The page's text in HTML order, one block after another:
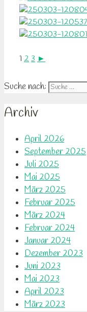
1 23 ►
Suche nach:
Archiv
April 2026
September 2025
Juli 2025
Mai 2025
März 2025
Februar 2025
März 2024
Februar 2024
Januar 2024
Dezember 2023
Juni 2023
Mai 2023
April 2023
März 2023